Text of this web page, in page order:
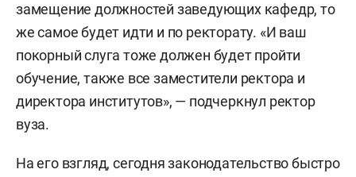
замещение должностей заведующих кафедр, то
же самое будет идти и по ректорату. «И ваш
покорный слуга тоже должен будет пройти
обучение, также все заместители ректора и
директора институтов», — подчеркнул ректор
вуза.
На его взгляд, сегодня законодательство быстро